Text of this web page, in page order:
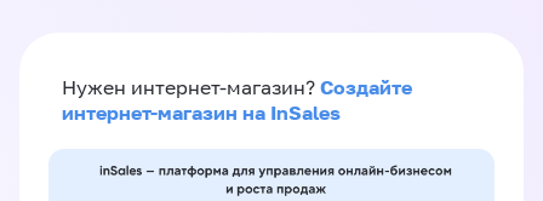
Нужен интернет-магазин? Создайте
интернет-магазин на InSales